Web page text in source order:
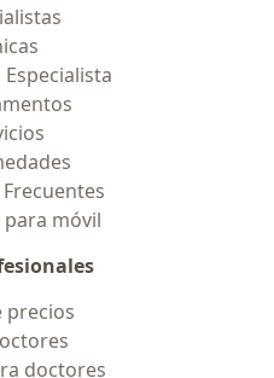
móvil
precios
doctores